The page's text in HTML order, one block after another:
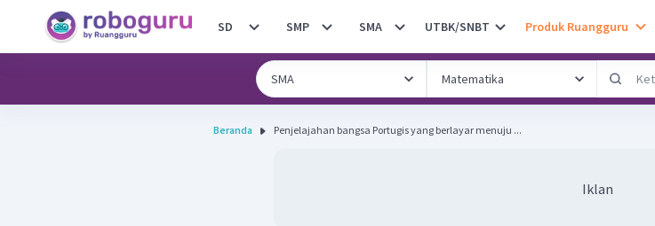
SD SMP SMA UTBK/SNBT Produk Ruangguru
Beranda Penjelajahan bangsa Portugis yang berlayar menuju ...
Iklan